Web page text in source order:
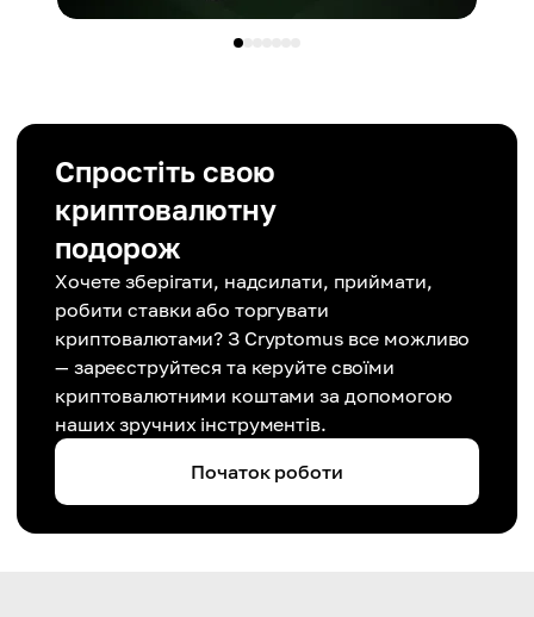
Спростіть свою
криптовалютну
подорож
Хочете зберігати, надсилати, приймати,
робити ставки або торгувати
криптовалютами? З Cryptomus все можливо
— зареєструйтеся та керуйте своїми
криптовалютними коштами за допомогою
наших зручних інструментів.
Початок роботи